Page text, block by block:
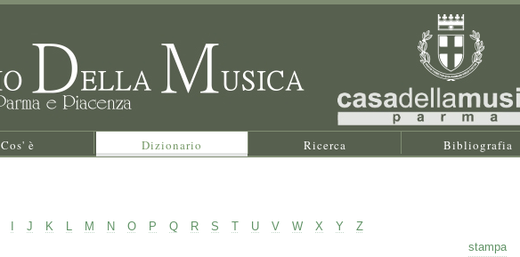
Cos' è Dizionario Ricerca Bibliografia
J K L M N O P Q R S T U V W X Y
Z
stampa